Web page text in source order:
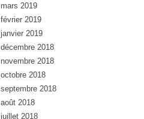
mars 2019
février 2019
janvier 2019
décembre 2018
novembre 2018
octobre 2018
septembre 2018
août 2018
juillet 2018